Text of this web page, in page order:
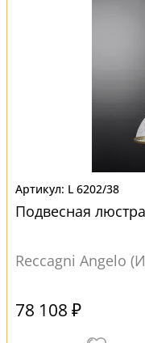
L 6202/38
Подвесная
Reccagni Angelo
78 108 ₽